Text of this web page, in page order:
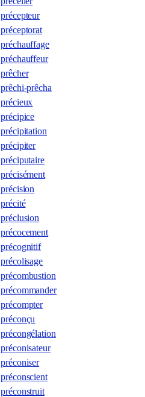
précepteur
préceptorat
préchauffage
préchauffeur
prêcher
prêchi-prêcha
précieux
précipice
précipitation
précipiter
préciputaire
précisément
précision
précité
préclusion
précocement
précognitif
précolisage
précombustion
précommander
précompter
préconçu
précongélation
préconisateur
préconiser
préconscient
préconstruit